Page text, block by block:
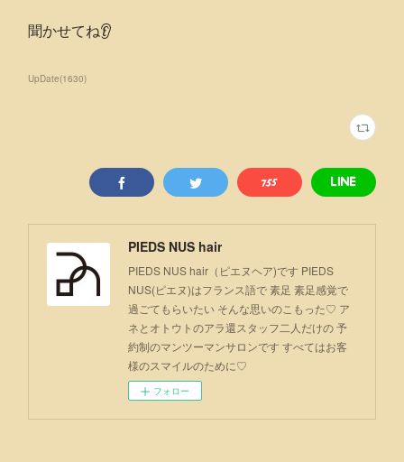
聞かせてね👂
UpDate(1630)
PIEDS NUS hair
PIEDS NUS hair（ピエヌヘア)です PIEDS
NUS(ピエヌ)はフランス語で 素足 素足感覚で
過ごてもらいたい そんな思いのこもった♡ ア
ネとオトウトのアラ還スタッフ二人だけの 予
約制のマンツーマンサロンです すべてはお客
様のスマイルのために♡
フォロー